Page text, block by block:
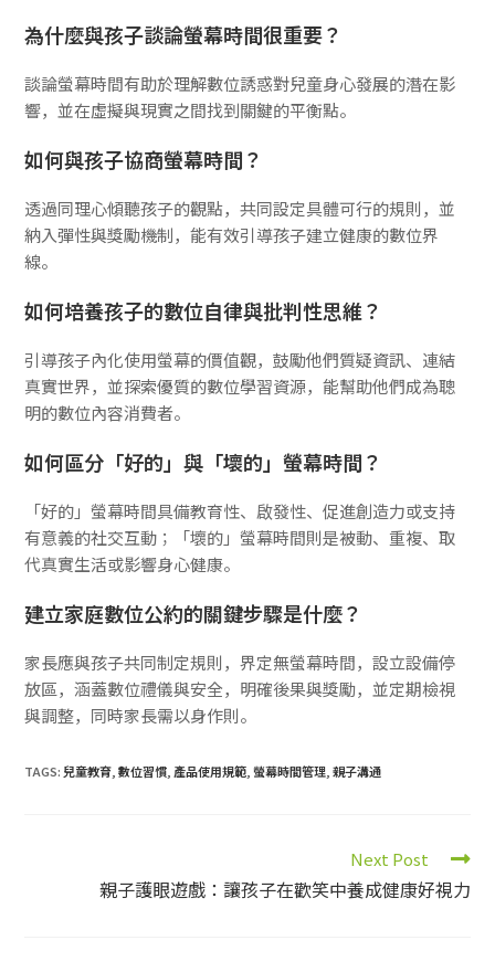
為什麼與孩子談論螢幕時間很重要？
談論螢幕時間有助於理解數位誘惑對兒童身心發展的潛在影
響，並在虛擬與現實之間找到關鍵的平衡點。
如何與孩子協商螢幕時間？
透過同理心傾聽孩子的觀點，共同設定具體可行的規則，並
納入彈性與獎勵機制，能有效引導孩子建立健康的數位界
線。
如何培養孩子的數位自律與批判性思維？
引導孩子內化使用螢幕的價值觀，鼓勵他們質疑資訊、連結
真實世界，並探索優質的數位學習資源，能幫助他們成為聰
明的數位內容消費者。
如何區分「好的」與「壞的」螢幕時間？
「好的」螢幕時間具備教育性、啟發性、促進創造力或支持
有意義的社交互動；「壞的」螢幕時間則是被動、重複、取
代真實生活或影響身心健康。
建立家庭數位公約的關鍵步驟是什麼？
家長應與孩子共同制定規則，界定無螢幕時間，設立設備停
放區，涵蓋數位禮儀與安全，明確後果與獎勵，並定期檢視
與調整，同時家長需以身作則。
TAGS: 兒童教育 數位習慣 產品使用規範 螢幕時間管理 親子溝通
Next Post
親子護眼遊戲：讓孩子在歡笑中養成健康好視力